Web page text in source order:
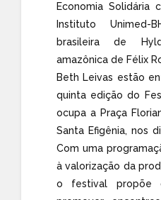
Economia Solidária
Instituto
brasileira de
amazônica de Félix
Beth Leivas estão
quinta edição do
ocupa a Praça
Santa Efigênia, nos
Com uma
à valorização da
o festival propõe